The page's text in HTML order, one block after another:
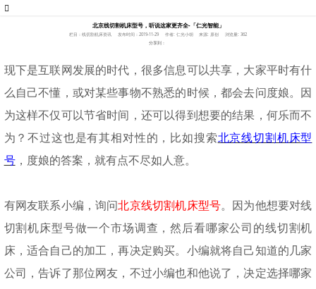
北京线切割机床型号，听说这家更齐全-「仁光智能」
栏目：线切割机床资讯 发布时间：2019-11-29 作者: 仁光小胡 来源: 原创
浏览量: 362
分享到：
现下是互联网发展的时代，很多信息可以共享，大家平时有什
么自己不懂，或对某些事物不熟悉的时候，都会去问度娘。因
为这样不仅可以节省时间，还可以得到想要的结果，何乐而不
为？不过这也是有其相对性的，比如搜索北京线切割机床型
号，度娘的答案，就有点不尽如人意。
有网友联系小编，询问北京线切割机床型号。因为他想要对线
切割机床型号做一个市场调查，然后看哪家公司的线切割机
床，适合自己的加工，再决定购买。小编就将自己知道的几家
公司，告诉了那位网友，不过小编也和他说了，决定选择哪家